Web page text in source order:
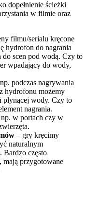
dopełnienie ścieżki
w filmie oraz
filmu/serialu kręcone
hydrofon do nagrania
scen pod wodą. Czy to
wpadający do wody,
podczas nagrywania
hydrofonu możemy
płynącej wody. Czy to
nagrania.
w portach czy w
– gry kręcimy
naturalnym
Bardzo często
mają przygotowane